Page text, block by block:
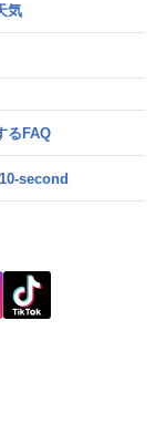
気
るFAQ
second